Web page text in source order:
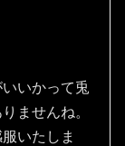
いかって兎
ませんね。
いたしま